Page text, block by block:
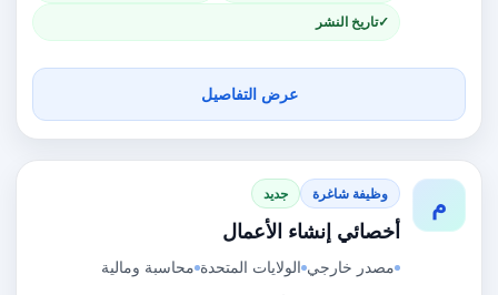
تاريخ النشر
عرض التفاصيل
م وظيفة شاغرة جديد
أخصائي إنشاء الأعمال
مصدر خارجي الولايات المتحدة محاسبة ومالية